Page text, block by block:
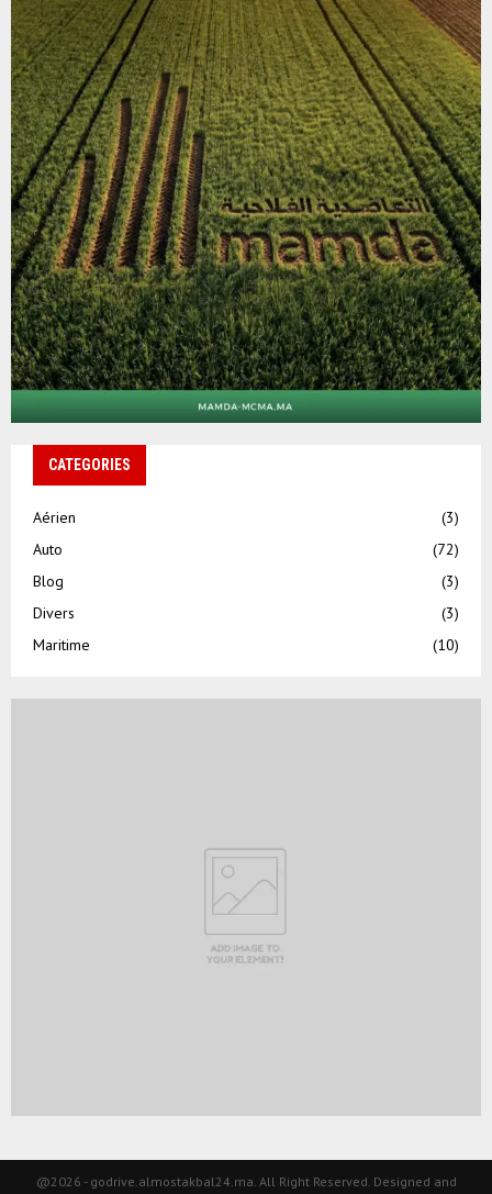
CATEGORIES
Aérien
(3)
Auto
(72)
Blog
(3)
Divers
(3)
Maritime
(10)
@2026 - godrive.almostakbal24.ma. All Right Reserved. Designed and